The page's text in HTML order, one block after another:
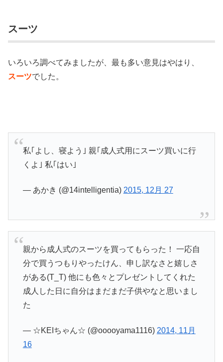
スーツ
いろいろ調べてみましたが、最も多い意見はやはり、
スーツでした。
私｢よし、寝よう｣ 親｢成人式用にスーツ買いに行
くよ｣ 私｢はい｣
— あかき (@14intelligentia) 2015, 12月 27
親から成人式のスーツを買ってもらった！ 一応自
分で買うつもりやったけん、申し訳なさと嬉しさ
がある(T_T) 他にも色々とプレゼントしてくれた
成人した日に自分はまだまだ子供やなと思いまし
た
— ☆KEIちゃん☆ (@ooooyama1116) 2014, 11月
16